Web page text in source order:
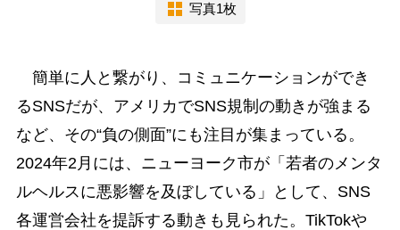
写真1枚
簡単に人と繋がり、コミュニケーションができ
るSNSだが、アメリカでSNS規制の動きが強まる
など、その“負の側面”にも注目が集まっている。
2024年2月には、ニューヨーク市が「若者のメンタ
ルヘルスに悪影響を及ぼしている」として、SNS
各運営会社を提訴する動きも見られた。TikTokや